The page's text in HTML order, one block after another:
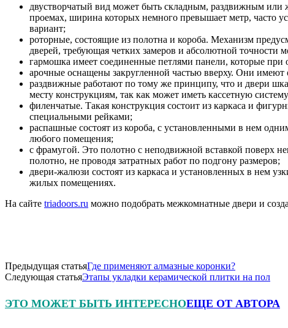
двустворчатый вид может быть складным, раздвижным или
проемах, ширина которых немного превышает метр, часто
вариант;
роторные, состоящие из полотна и короба. Механизм
дверей, требующая четких замеров и абсолютной точности
гармошка имеет соединенные петлями панели, которые
арочные оснащены закругленной частью вверху. Они
раздвижные работают по тому же принципу, что и двери
месту конструкциям, так как может иметь кассетную
филенчатые. Такая конструкция состоит из каркаса и
специальными рейками;
распашные состоят из короба, с установленными в нем
любого помещения;
с фрамугой. Это полотно с неподвижной вставкой поверх
полотно, не проводя затратных работ по подгону размеров;
двери-жалюзи состоят из каркаса и установленных в нем
жилых помещениях.
На сайте triadoors.ru можно подобрать межкомнатные двери и
Предыдущая статьяГде применяют алмазные коронки?
Следующая статьяЭтапы укладки керамической плитки на пол
ЭТО МОЖЕТ БЫТЬ ИНТЕРЕСНОЕЩЕ ОТ АВТОРА